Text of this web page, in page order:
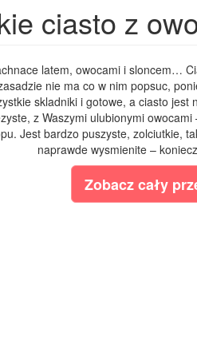
ciasto z
latem, owocami i sloncem…
nie ma co w nim popsuc,
skladniki i gotowe, a ciasto jest
z Waszymi ulubionymi
Jest bardzo puszyste, zolciutkie,
naprawde wysmienite –
Zobacz cały